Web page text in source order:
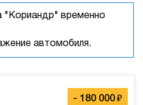
"Кориандр" временно
автомобиля.
- 180 000 ₽